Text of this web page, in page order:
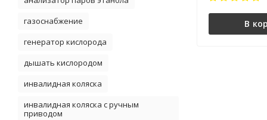
газоснабжение
генератор кислорода
дышать кислородом
инвалидная коляска
инвалидная коляска с ручным
приводом
В